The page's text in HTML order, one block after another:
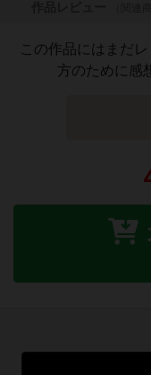
この作品にはまだ
方のために感